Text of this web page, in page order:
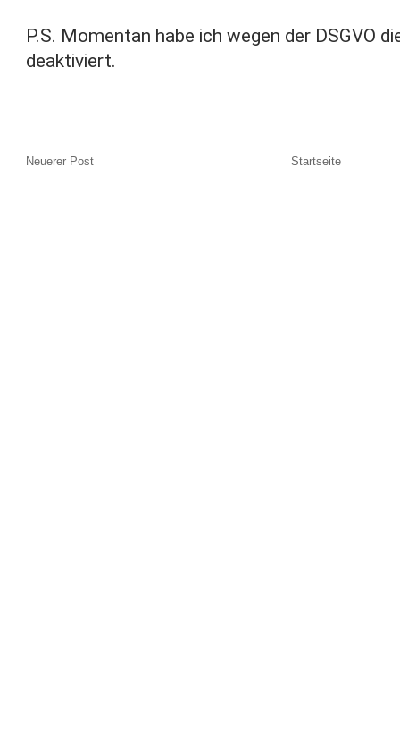
P.S. Momentan habe ich wegen der DSGVO
deaktiviert.
Neuerer Post Startseite